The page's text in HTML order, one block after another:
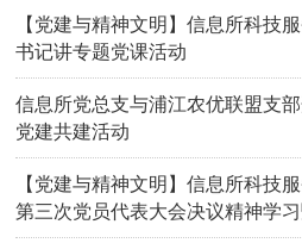
【党建与精神文明】信息所科技
书记讲专题党课活动
信息所党总支与浦江农优联盟支
党建共建活动
【党建与精神文明】信息所科技
第三次党员代表大会决议精神学